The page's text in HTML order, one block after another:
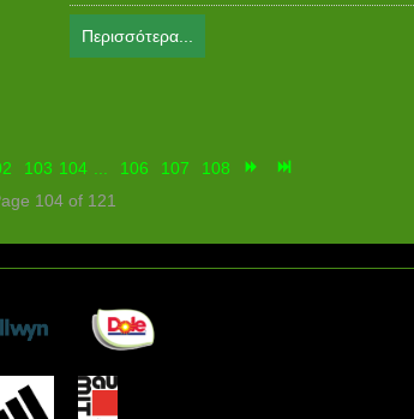
Περισσότερα...
103 104 106 107
108
104 of 121